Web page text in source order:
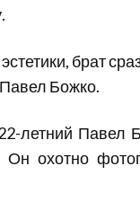
брат
Божко.
летний Павел
Он охотно